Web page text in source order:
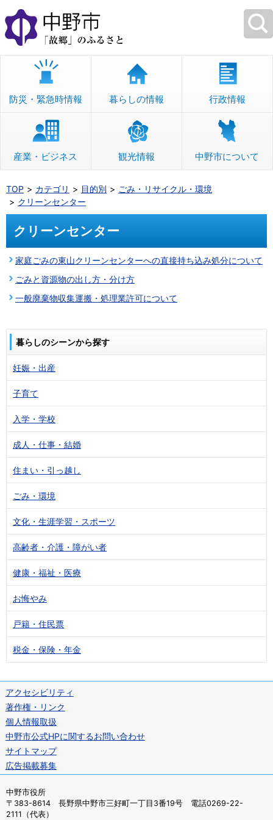
本
文
へ
移
防災・緊急時情報 暮らしの情報 行政情報
産業・ビジネス 観光情報 中野市について
TOP カテゴリ 目的別
ごみ・リサイクル・環境
クリーンセンター
クリーンセンター
家庭ごみの東山クリーンセンターへの直接持ち込み処分について
ごみと資源物の出し方・分け方
一般廃棄物収集運搬・処理業許可について
暮らしのシーンから探す
妊娠・出産
子育て
入学・学校
成人・仕事・結婚
住まい・引っ越し
ごみ・環境
文化・生涯学習・スポーツ
高齢者・介護・障がい者
健康・福祉・医療
お悔やみ
戸籍・住民票
税金・保険・年金
アクセシビリティ
著作権・リンク
個人情報取扱
中野市公式HPに関するお問い合わせ
サイトマップ
広告掲載募集
中野市役所
〒383-8614 長野県中野市三好町一丁目3番19号 電話0269-22-
2111（代表）